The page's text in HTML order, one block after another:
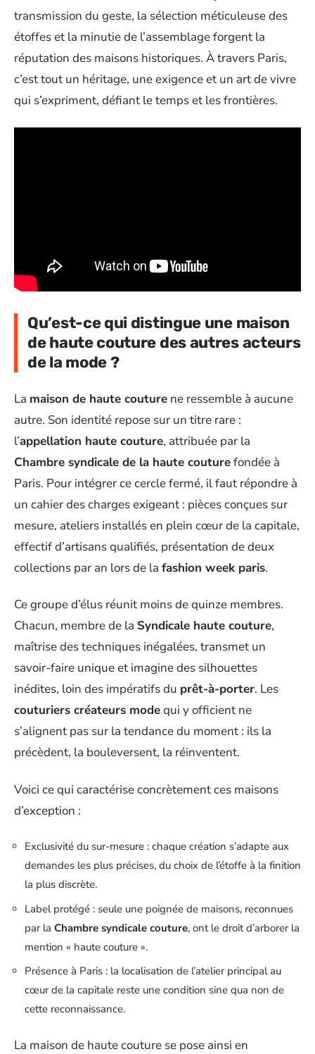
transmission du geste, la sélection méticuleuse des
étoffes et la minutie de l’assemblage forgent la
réputation des maisons historiques. À travers Paris,
c’est tout un héritage, une exigence et un art de vivre
qui s’expriment, défiant le temps et les frontières.
Qu’est-ce qui distingue une maison
de haute couture des autres acteurs
de la mode ?
La maison de haute couture ne ressemble à aucune
autre. Son identité repose sur un titre rare :
l’appellation haute couture, attribuée par la
Chambre syndicale de la haute couturefondée à
Paris. Pour intégrer ce cercle fermé, il faut répondre à
un cahier des charges exigeant : pièces conçues sur
mesure, ateliers installés en plein cœur de la capitale,
effectif d’artisans qualifiés, présentation de deux
collections par an lors de la fashion week paris.
Ce groupe d’élus réunit moins de quinze membres.
Chacun, membre de la Syndicale haute couture,
maîtrise des techniques inégalées, transmet un
savoir-faire unique et imagine des silhouettes
inédites, loin des impératifs du prêt-à-porter. Les
couturiers créateurs modequi y officient ne
s’alignent pas sur la tendance du moment : ils la
précèdent, la bouleversent, la réinventent.
Voici ce qui caractérise concrètement ces maisons
d’exception :
Exclusivité du sur-mesure : chaque création s’adapte aux
demandes les plus précises, du choix de l’étoffe à la finition
la plus discrète.
Label protégé : seule une poignée de maisons, reconnues
par la Chambre syndicale couture, ont le droit d’arborer la
mention « haute couture ».
Présence à Paris : la localisation de l’atelier principal au
cœur de la capitale reste une condition sine qua non de
cette reconnaissance.
La maison de haute couture se pose ainsi en